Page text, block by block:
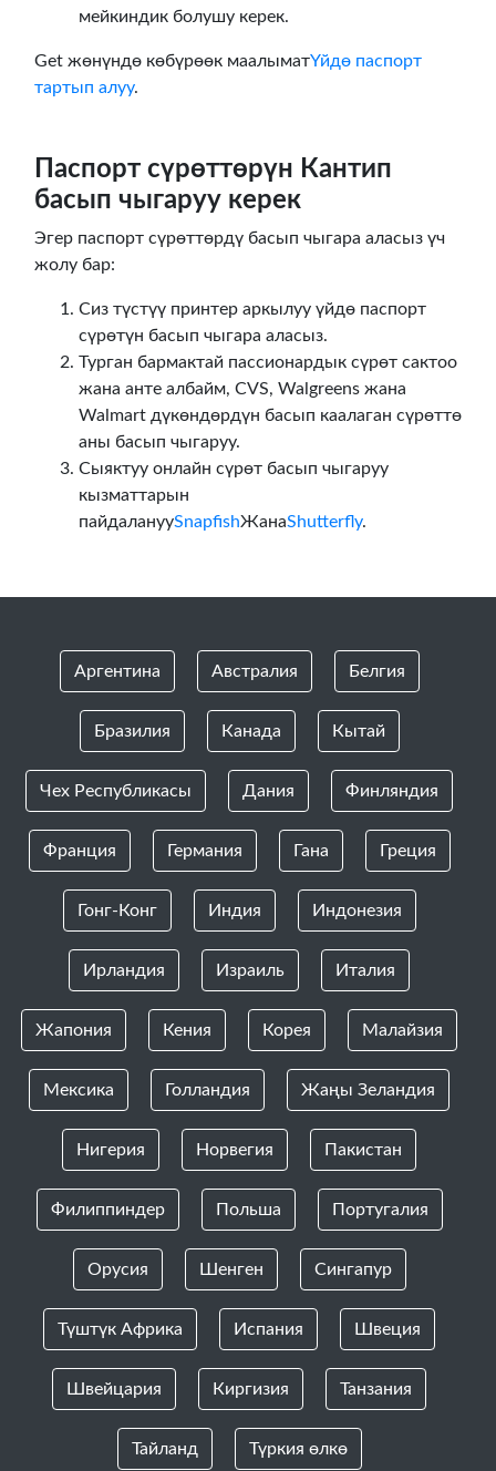
мейкиндик болушу керек.
Get жөнүндө көбүрөөк маалыматҮйдө паспорт
тартып алуу.
Паспорт сүрөттөрүн Кантип
басып чыгаруу керек
Эгер паспорт сүрөттөрдү басып чыгара аласыз үч
жолу бар:
Сиз түстүү принтер аркылуу үйдө паспорт
сүрөтүн басып чыгара аласыз.
Турган бармактай пассионардык сүрөт сактоо
жана анте албайм, CVS, Walgreens жана
Walmart дүкөндөрдүн басып каалаган сүрөттө
аны басып чыгаруу.
Сыяктуу онлайн сүрөт басып чыгаруу
кызматтарын
пайдаланууSnapfishЖанаShutterfly.
Аргентина Австралия Белгия
Бразилия Канада Кытай
Чех Республикасы Дания Финляндия
Франция Германия Гана Греция
Гонг-Конг Индия Индонезия
Ирландия Израиль Италия
Жапония Кения Корея Малайзия
Мексика Голландия Жаңы Зеландия
Нигерия Норвегия Пакистан
Филиппиндер Польша Португалия
Орусия Шенген Сингапур
Түштүк Африка Испания Швеция
Швейцария Киргизия Танзания
Тайланд Түркия өлкө